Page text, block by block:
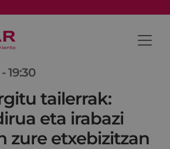
-19:30
tailerrak:
eta irabazi
zure etxebizitzan